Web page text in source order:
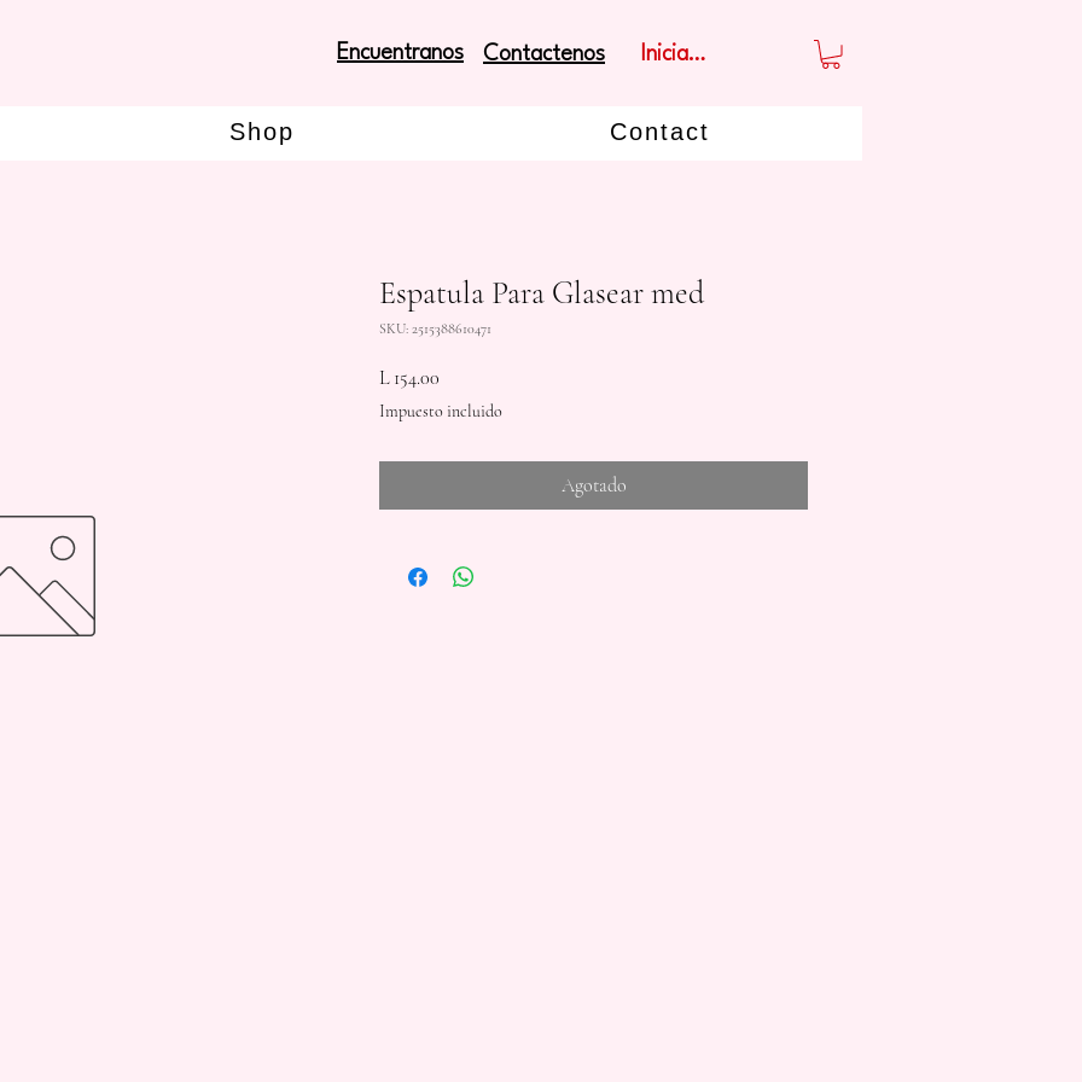
Encuentranos Contactenos Iniciar sesión
Shop Contact
Espatula Para Glasear med
SKU: 2515388610471
L 154.00
Impuesto incluido
Agotado